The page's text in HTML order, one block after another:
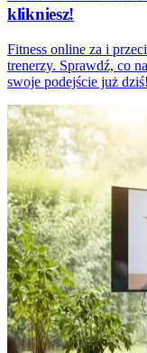
klikniesz!
Fitness online za i
trenerzy. Sprawdź, co
swoje podejście już dziś!